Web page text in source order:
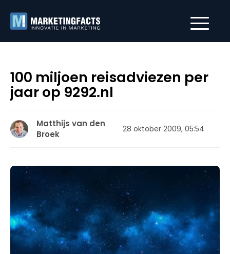
100 miljoen reisadviezen per
jaar op 9292.nl
Matthijs van den
Broek
28 oktober 2009, 05:54